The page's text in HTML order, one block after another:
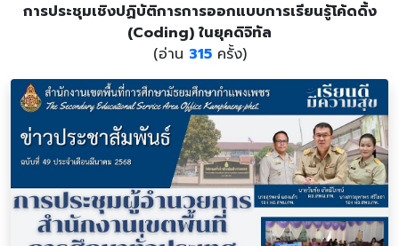
การประชุมเชิงปฏิบัติการการออกแบบการเรียนรู้โค้ดดิ้ง
(Coding) ในยุคดิจิทัล
(อ่าน 315ครั้ง)